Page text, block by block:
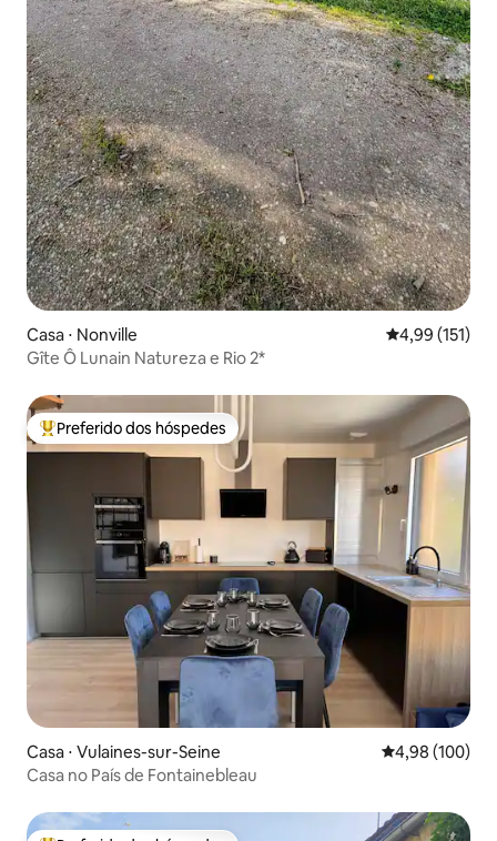
Casa ⋅ Nonville 4,99 de uma
4,99 (151)
Gîte Ô Lunain Natureza e Rio 2*
Entre os melhores preferidos dos hóspedes
Preferido dos hóspedes
Casa ⋅ Vulaines-sur-Seine 4,98 de uma
4,98 (100)
Casa no País de Fontainebleau